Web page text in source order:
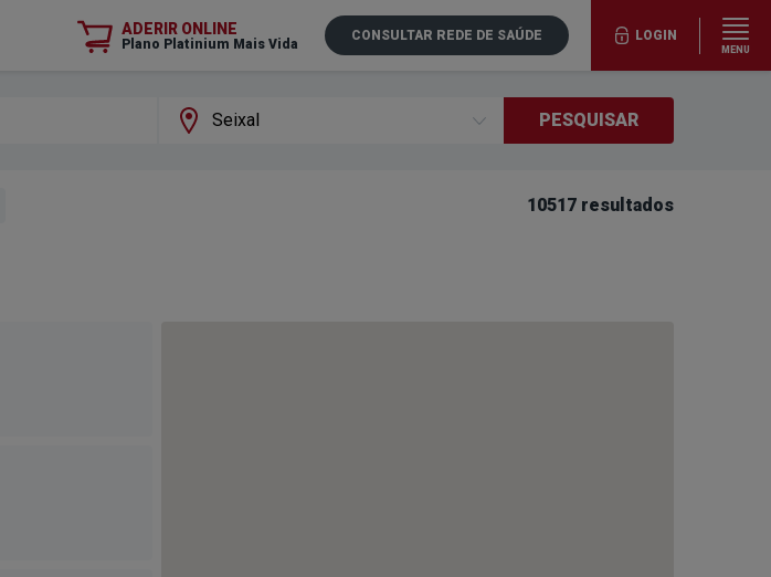
ADERIR ONLINE
Plano Platinium Mais Vida
CONSULTAR REDE DE SAÚDE LOGIN
MENU
PESQUISAR
10517 resultados